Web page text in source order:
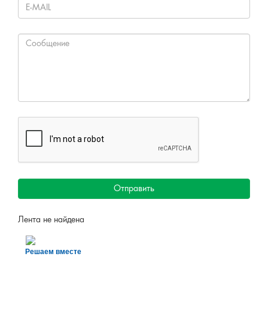
Отправить
Лента не найдена
Решаем вместе